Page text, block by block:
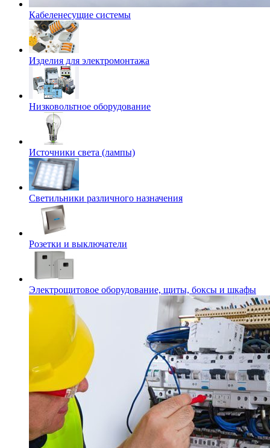
Кабеленесущие системы
Изделия для электромонтажа
Низковольтное оборудование
Источники света (лампы)
Светильники различного назначения
Розетки и выключатели
Электрощитовое оборудование, щиты, боксы и шкафы